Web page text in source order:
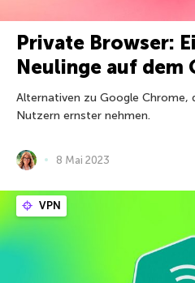
Private Browser:
Neulinge auf dem
Alternativen zu Google Chrome,
Nutzern ernster nehmen.
8 Mai 2023
VPN